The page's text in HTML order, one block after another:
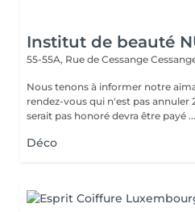
Institut de beauté
55-55A, Rue de Cessange
Nous tenons à informer notre
rendez-vous qui n'est pas annuler
serait pas honoré devra être payé ...
Déco